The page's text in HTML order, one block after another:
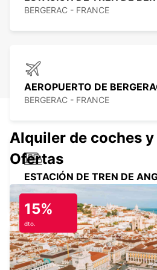
BERGERAC - FRANCE
AEROPUERTO DE
BERGERAC - FRANCE
ESTACIÓN DE TREN DE
ANGOULEME - FRANCE
ANGOULEME
Alquiler de coches
Ofertas
15%
dto.